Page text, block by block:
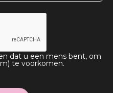
dat u een mens bent, om
te voorkomen.